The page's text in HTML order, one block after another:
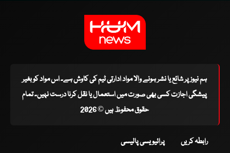
ہم نیوز پر شائع یا نشر ہونے والا مواد ادارتی ٹیم کی کاوش ہے۔ اس مواد کو بغیر
پیشگی اجازت کسی بھی صورت میں استعمال یا نقل کرنا درست نہیں۔ تمام
حقوق محفوظ ہیں © 2026
رابطہ کریں پرائیویسی پالیسی